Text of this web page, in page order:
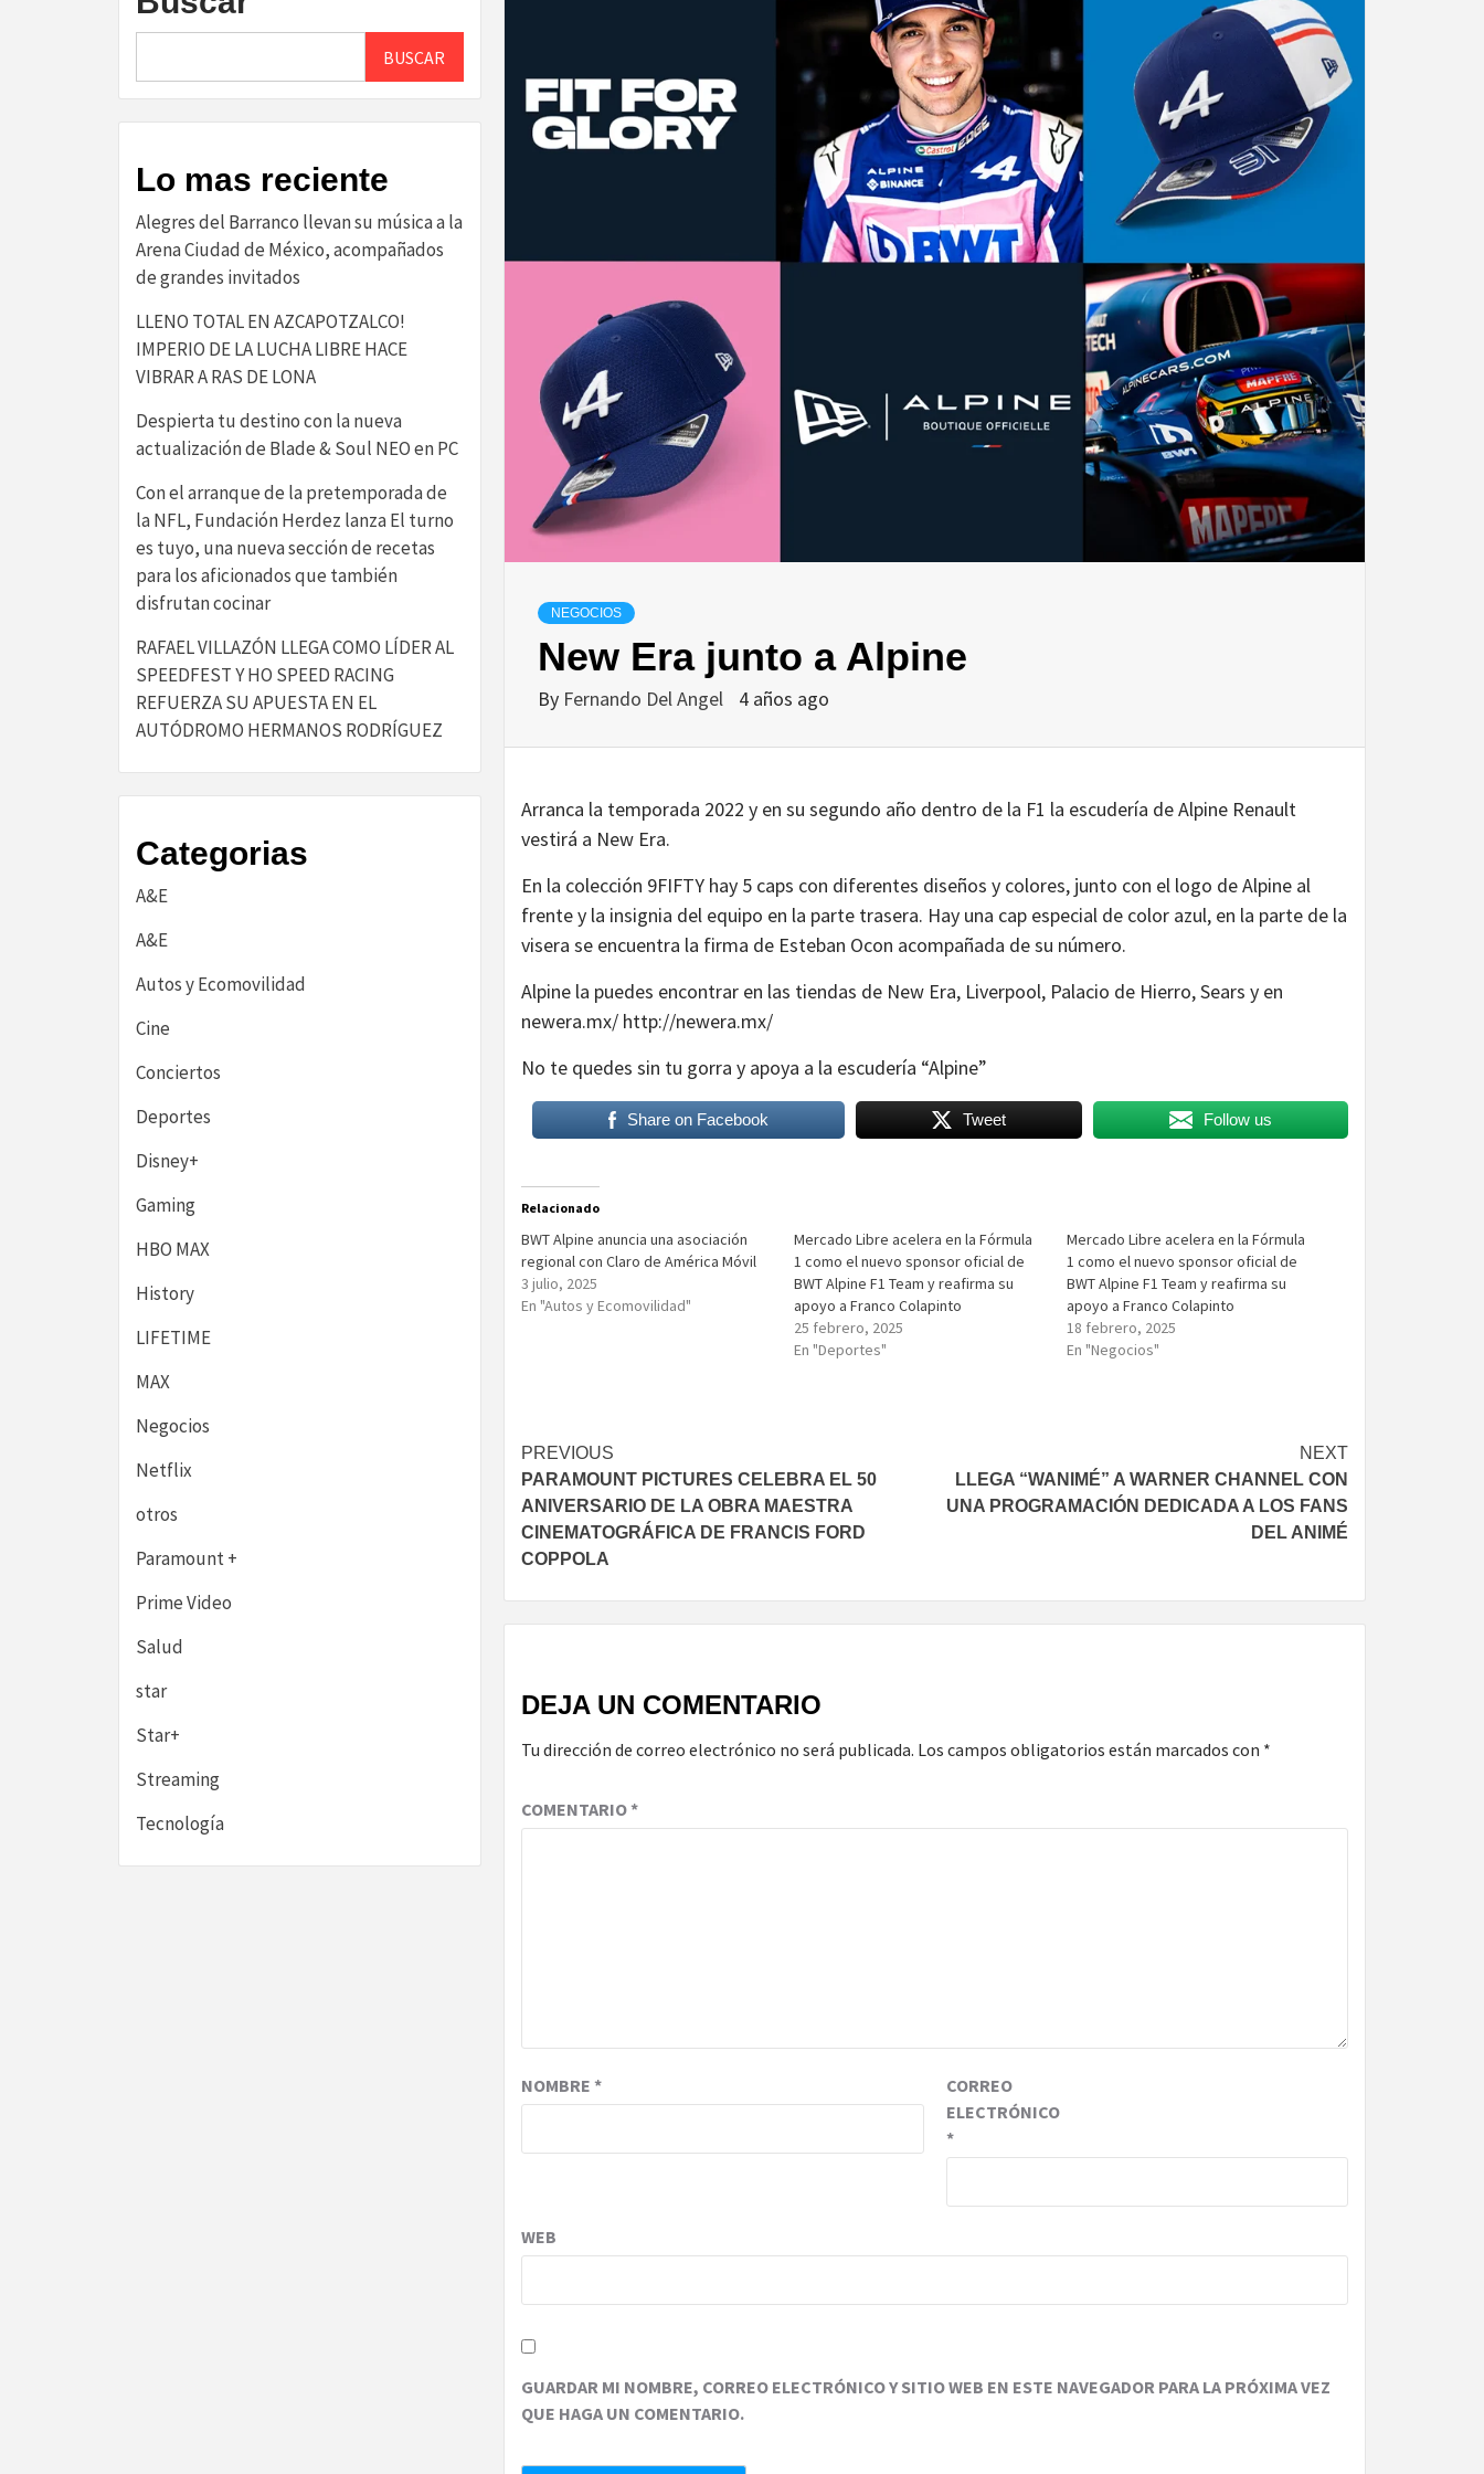
NEGOCIOS
New Era junto a Alpine
By Fernando Del Angel 4 años ago
Arranca la temporada 2022 y en su segundo año dentro de la F1 la escudería de Alpine Renault
vestirá a New Era.
En la colección 9FIFTY hay 5 caps con diferentes diseños y colores, junto con el logo de Alpine al
frente y la insignia del equipo en la parte trasera. Hay una cap especial de color azul, en la parte de la
visera se encuentra la firma de Esteban Ocon acompañada de su número.
Alpine la puedes encontrar en las tiendas de New Era, Liverpool, Palacio de Hierro, Sears y en
newera.mx/ http://newera.mx/
No te quedes sin tu gorra y apoya a la escudería “Alpine”
Share on Facebook Tweet Follow us
Relacionado
BWT Alpine anuncia una asociación
regional con Claro de América Móvil
3 julio, 2025
En "Autos y Ecomovilidad"
Mercado Libre acelera en la Fórmula
1 como el nuevo sponsor oficial de
BWT Alpine F1 Team y reafirma su
apoyo a Franco Colapinto
25 febrero, 2025
En "Deportes"
Mercado Libre acelera en la Fórmula
1 como el nuevo sponsor oficial de
BWT Alpine F1 Team y reafirma su
apoyo a Franco Colapinto
18 febrero, 2025
En "Negocios"
Post
navigation
PREVIOUS
PARAMOUNT PICTURES CELEBRA EL 50
ANIVERSARIO DE LA OBRA MAESTRA
CINEMATOGRÁFICA DE FRANCIS FORD
COPPOLA
NEXT
LLEGA “WANIMÉ” A WARNER CHANNEL CON
UNA PROGRAMACIÓN DEDICADA A LOS FANS
DEL ANIMÉ
DEJA UN COMENTARIO
Tu dirección de correo electrónico no será publicada. Los campos obligatorios están marcados con *
COMENTARIO*
NOMBRE *
CORREO
ELECTRÓNICO
*
WEB
GUARDAR MI NOMBRE, CORREO ELECTRÓNICO Y SITIO WEB EN ESTE NAVEGADOR PARA LA PRÓXIMA VEZ
QUE HAGA UN COMENTARIO.
BUSCAR
Lo mas reciente
Alegres del Barranco llevan su música a la
Arena Ciudad de México, acompañados
de grandes invitados
LLENO TOTAL EN AZCAPOTZALCO!
IMPERIO DE LA LUCHA LIBRE HACE
VIBRAR A RAS DE LONA
Despierta tu destino con la nueva
actualización de Blade & Soul NEO en PC
Con el arranque de la pretemporada de
la NFL, Fundación Herdez lanza El turno
es tuyo, una nueva sección de recetas
para los aficionados que también
disfrutan cocinar
RAFAEL VILLAZÓN LLEGA COMO LÍDER AL
SPEEDFEST Y HO SPEED RACING
REFUERZA SU APUESTA EN EL
AUTÓDROMO HERMANOS RODRÍGUEZ
Categorias
A&E
A&E
Autos y Ecomovilidad
Cine
Conciertos
Deportes
Disney+
Gaming
HBO MAX
History
LIFETIME
MAX
Negocios
Netflix
otros
Paramount +
Prime Video
Salud
star
Star+
Streaming
Tecnología